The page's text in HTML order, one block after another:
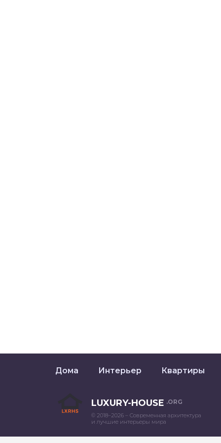
Дома Интерьер Квартиры
LUXURY-HOUSE .ORG
© 2018–2026 – Современная архитектура
и лучшие интерьеры мира